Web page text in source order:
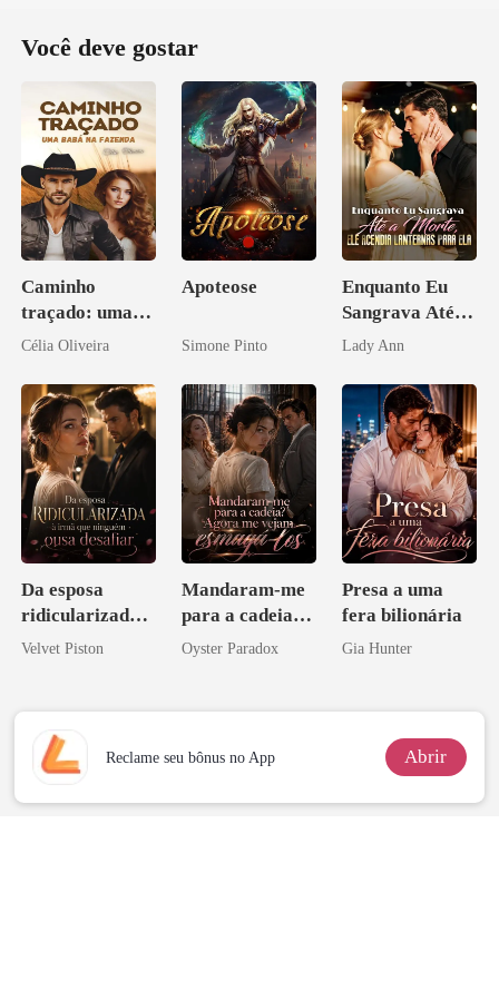
Você deve gostar
Caminho
traçado: uma
babá na fazenda
Célia Oliveira
Apoteose
Simone Pinto
Enquanto Eu
Sangrava Até a
Morte, Ele
Lanternas Para
Ela
Lady Ann
Da esposa
ridicularizada à
irmã que
Velvet Piston
Mandaram-me
para a cadeia?
Agora me
Oyster Paradox
Presa a uma
fera bilionária
Gia Hunter
Reclame seu bônus no App Abrir